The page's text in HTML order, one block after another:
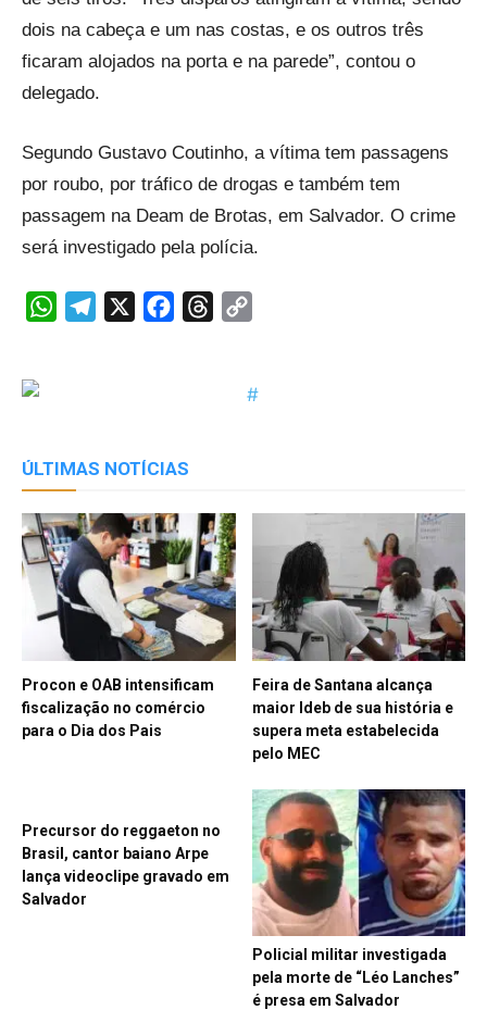
dois na cabeça e um nas costas, e os outros três
ficaram alojados na porta e na parede”, contou o
delegado.
Segundo Gustavo Coutinho, a vítima tem passagens
por roubo, por tráfico de drogas e também tem
passagem na Deam de Brotas, em Salvador. O crime
será investigado pela polícia.
WhatsAppTelegram FacebookThreads
ÚLTIMAS NOTÍCIAS
Procon e OAB intensificam
fiscalização no comércio
para o Dia dos Pais
Feira de Santana alcança
maior Ideb de sua história e
supera meta estabelecida
pelo MEC
Precursor do reggaeton no
Brasil, cantor baiano Arpe
lança videoclipe gravado em
Salvador
Policial militar investigada
pela morte de “Léo Lanches”
é presa em Salvador